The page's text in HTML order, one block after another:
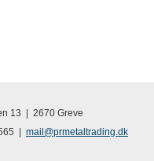
13 | 2670 Greve
| mail@prmetaltrading.dk